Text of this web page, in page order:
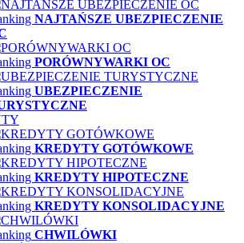
NAJTAŃSZE UBEZPIECZENIE
PORÓWNYWARKI OC
UBEZPIECZENIE
KREDYTY GOTÓWKOWE
KREDYTY HIPOTECZNE
KREDYTY KONSOLIDACYJNE
CHWILÓWKI